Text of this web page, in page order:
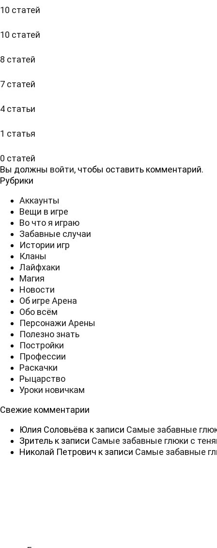
10 статей
10 статей
8 статей
7 статей
4 статьи
1 статья
0 статей
Вы должны войти, чтобы оставить комментарий.
Рубрики
Аккаунты
Вещи в игре
Во что я играю
Забавные случаи
Истории игр
Кланы
Лайфхаки
Магия
Новости
Об игре Арена
Обо всём
Персонажи Арены
Полезно знать
Постройки
Профессии
Раскачки
Рыцарство
Уроки новичкам
Свежие комментарии
Юлия Соловьёва к записи Самые забавные
Зритель к записи Самые забавные глюки с
Николай Петрович к записи Самые забавные